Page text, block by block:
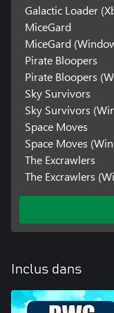
Galactic Loader
MiceGard
MiceGard
Pirate Bloopers
Pirate Bloopers
Sky Survivors
Sky Survivors
Space Moves
Space Moves
The Excrawlers
The Excrawlers
Inclus dans